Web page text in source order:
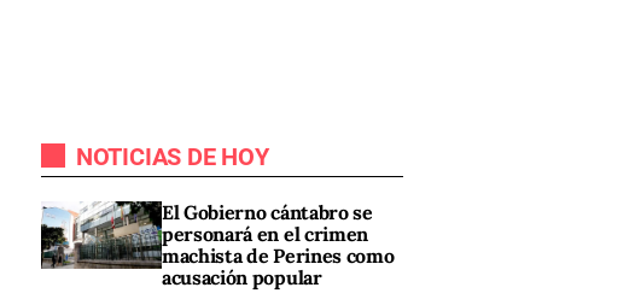
NOTICIAS DE HOY
El Gobierno cántabro se
personará en el crimen
machista de Perines como
acusación popular